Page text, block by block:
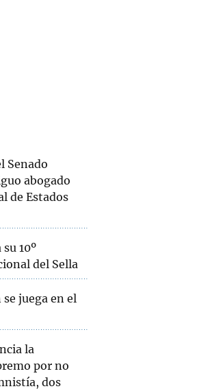
Senado
abogado
de Estados
10º
del Sella
juega en el
la
por no
dos